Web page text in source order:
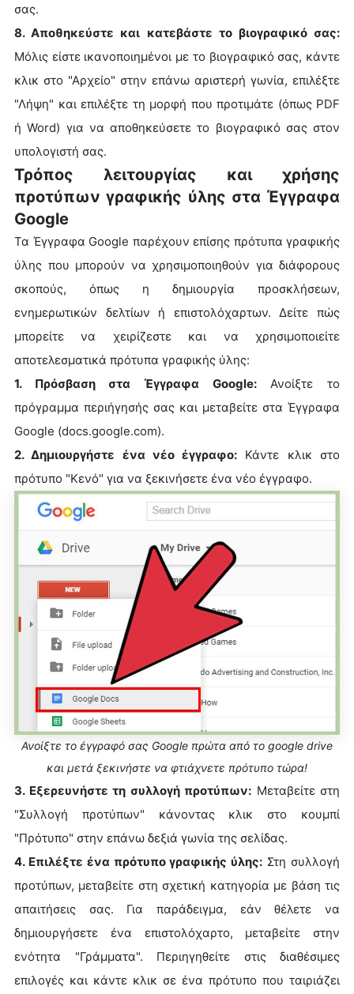
σας.
8. Αποθηκεύστε και κατεβάστε το βιογραφικό σας:
Μόλις είστε ικανοποιημένοι με το βιογραφικό σας, κάντε
κλικ στο "Αρχείο" στην επάνω αριστερή γωνία, επιλέξτε
"Λήψη" και επιλέξτε τη μορφή που προτιμάτε (όπως PDF
ή Word) για να αποθηκεύσετε το βιογραφικό σας στον
υπολογιστή σας.
Τρόπος λειτουργίας και χρήσης
προτύπων γραφικής ύλης στα Έγγραφα
Google
Τα Έγγραφα Google παρέχουν επίσης πρότυπα γραφικής
ύλης που μπορούν να χρησιμοποιηθούν για διάφορους
σκοπούς, όπως η δημιουργία προσκλήσεων,
ενημερωτικών δελτίων ή επιστολόχαρτων. Δείτε πώς
μπορείτε να χειρίζεστε και να χρησιμοποιείτε
αποτελεσματικά πρότυπα γραφικής ύλης:
1. Πρόσβαση στα Έγγραφα Google:Ανοίξτε το
πρόγραμμα περιήγησής σας και μεταβείτε στα Έγγραφα
Google (docs.google.com).
2. Δημιουργήστε ένα νέο έγγραφο: Κάντε κλικ στο
πρότυπο "Κενό" για να ξεκινήσετε ένα νέο έγγραφο.
Ανοίξτε το έγγραφό σας Google πρώτα από το google drive
και μετά ξεκινήστε να φτιάχνετε πρότυπο τώρα!
3. Εξερευνήστε τη συλλογή προτύπων: Μεταβείτε στη
"Συλλογή προτύπων" κάνοντας κλικ στο κουμπί
"Πρότυπο" στην επάνω δεξιά γωνία της σελίδας.
4. Επιλέξτε ένα πρότυπο γραφικής ύλης: Στη συλλογή
προτύπων, μεταβείτε στη σχετική κατηγορία με βάση τις
απαιτήσεις σας. Για παράδειγμα, εάν θέλετε να
δημιουργήσετε ένα επιστολόχαρτο, μεταβείτε στην
ενότητα "Γράμματα". Περιηγηθείτε στις διαθέσιμες
επιλογές και κάντε κλικ σε ένα πρότυπο που ταιριάζει